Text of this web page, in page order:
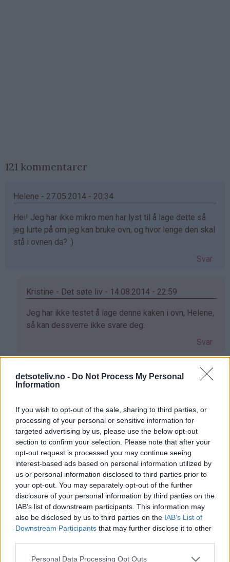
detsoteliv.no - Do Not Process My Personal
Information
If you wish to opt-out of the sale, sharing to third parties, or
processing of your personal or sensitive information for
targeted advertising by us, please use the below opt-out
section to confirm your selection. Please note that after your
opt-out request is processed you may continue seeing
interest-based ads based on personal information utilized by
us or personal information disclosed to third parties prior to
your opt-out. You may separately opt-out of the further
disclosure of your personal information by third parties on the
IAB’s list of downstream participants. This information may
also be disclosed by us to third parties on the IAB’s List of
Downstream Participants that may further disclose it to other
Personal Data Processing Opt Outs
121 kommentarer
Helene - 27.05.2014 - 20:34
Hei! Jeg har ikke mikro men har lyst til å lage dette så
jeg lurte på om jeg kan bruke ovn, og hvor lenge den skal
stå i ovnen da? :)
Svar
Kristine - Det søte liv - 14.08.2014 - 22:59
Som
svar
(ikke
bekreftet)
Jeg har ikke testet å lage denne kaken i ovn, Helene,
så kan dessverre ikke svare deg.
Svar
Armita - 15.02.2015 - 17:39
svar
på
av
Helene
(ikke
bekreftet)
på å ikke ha på for mye varme.
Selma - 25.01.2017 - 16:09
Som
svar
på
av
Helene
(ikke
Det går helt bra så lenge koppen tåler høy varme.
Prøvde selv og det gikk helt bra. Jeg lot den stå 5
min på ganske høy varme, men det kan være
annerledes på din ovn, så ta den ut når den ser klar
ut.
Svar